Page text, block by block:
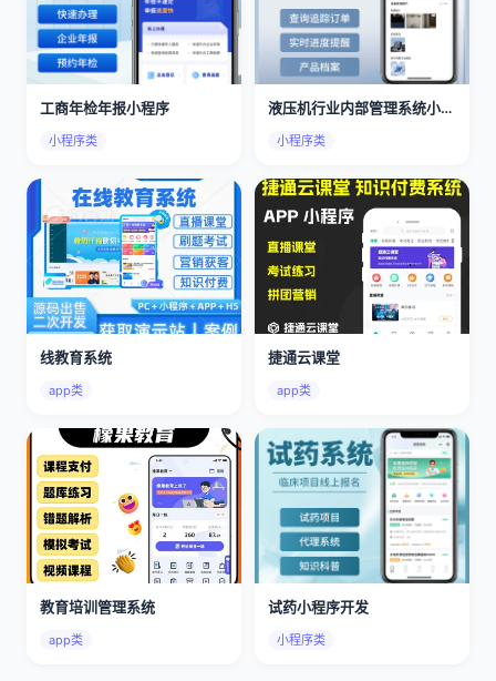
工商年检年报小程序
小程序类
液压机行业内部管理系统小程序
小程序类
线教育系统
app类
捷通云课堂
app类
教育培训管理系统
app类
试药小程序开发
小程序类